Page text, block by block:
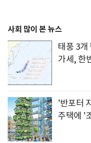
사회 많이 본 뉴스
태풍 3
가세, 한
'반포터
주택에 '